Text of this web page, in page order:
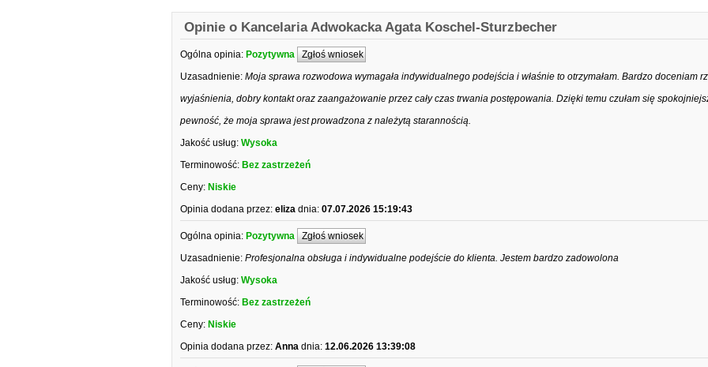
Opinie o Kancelaria Adwokacka Agata Koschel-Sturzbecher
Ogólna opinia: Pozytywna Zgłoś wniosek
Uzasadnienie: Moja sprawa rozwodowa wymagała indywidualnego podejścia i właśnie to otrzymałam. Bardzo doceniam
wyjaśnienia, dobry kontakt oraz zaangażowanie przez cały czas trwania postępowania. Dzięki temu czułam się
pewność, że moja sprawa jest prowadzona z należytą starannością.
Jakość usług: Wysoka
Terminowość: Bez zastrzeżeń
Ceny: Niskie
Opinia dodana przez: eliza dnia: 07.07.2026 15:19:43
Ogólna opinia: Pozytywna Zgłoś wniosek
Uzasadnienie: Profesjonalna obsługa i indywidualne podejście do klienta. Jestem bardzo zadowolona
Jakość usług: Wysoka
Terminowość: Bez zastrzeżeń
Ceny: Niskie
Opinia dodana przez: Anna dnia: 12.06.2026 13:39:08